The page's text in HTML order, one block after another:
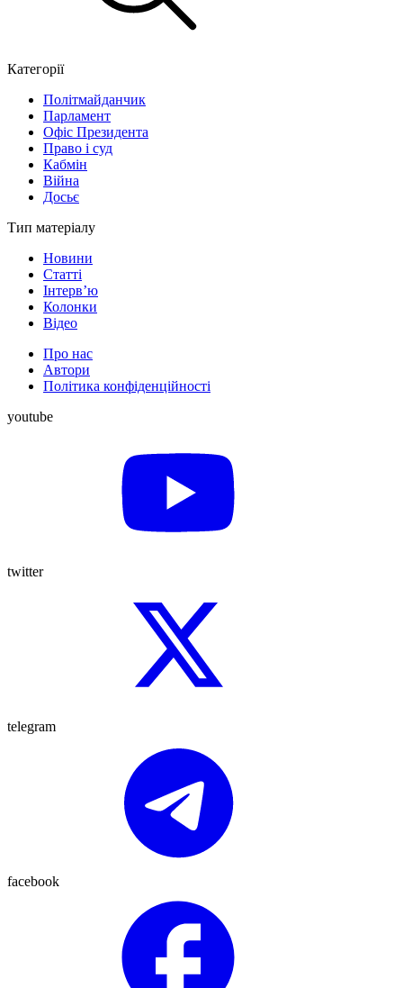
Категорії
Політмайданчик
Парламент
Офіс Президента
Право і суд
Кабмін
Війна
Досьє
Тип матеріалу
Новини
Статті
Інтерв’ю
Колонки
Відео
Про нас
Автори
Політика конфіденційності
youtube
twitter
telegram
facebook